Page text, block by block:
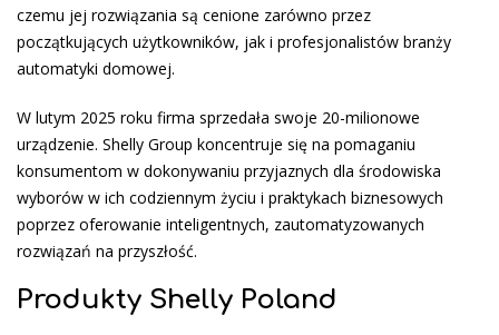
czemu jej rozwiązania są cenione zarówno przez
początkujących użytkowników, jak i profesjonalistów branży
automatyki domowej.
W lutym 2025 roku firma sprzedała swoje 20-milionowe
urządzenie. Shelly Group koncentruje się na pomaganiu
konsumentom w dokonywaniu przyjaznych dla środowiska
wyborów w ich codziennym życiu i praktykach biznesowych
poprzez oferowanie inteligentnych, zautomatyzowanych
rozwiązań na przyszłość.
Produkty Shelly Poland